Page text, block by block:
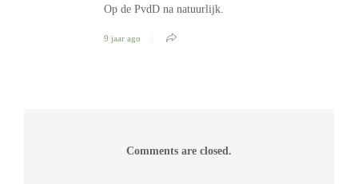
Op de PvdD na natuurlijk.
9 jaar ago
Comments are closed.